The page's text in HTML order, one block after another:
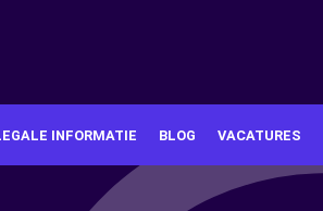
INFORMATIE BLOG VACATURES